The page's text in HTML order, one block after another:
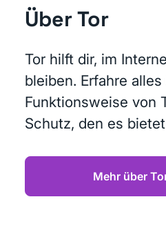
Über Tor
Tor hilft dir, im
bleiben. Erfahre
Funktionsweise von
Schutz, den es
Mehr über